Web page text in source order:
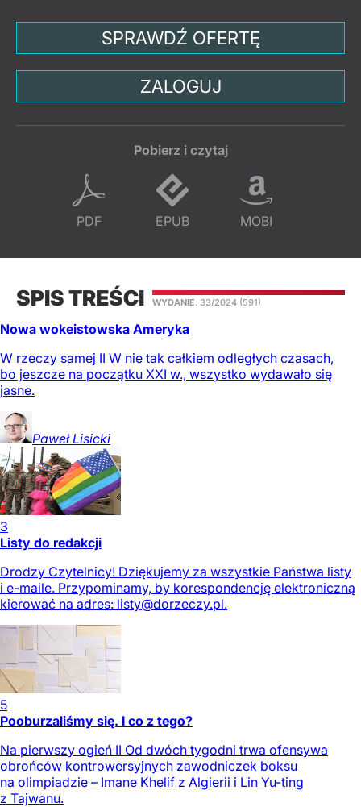
SPRAWDŹ OFERTĘ
ZALOGUJ
Pobierz i czytaj
PDF EPUB MOBI
SPIS TREŚCI WYDANIE: 33/2024 (591)
Nowa wokeistowska Ameryka
W rzeczy samej II W nie tak całkiem odległych czasach,
bo jeszcze na początku XXI w., wszystko wydawało się
jasne.
Paweł Lisicki
3
Listy do redakcji
Drodzy Czytelnicy! Dziękujemy za wszystkie Państwa listy
i e-maile. Przypominamy, by korespondencję elektroniczną
kierować na adres: listy@dorzeczy.pl.
5
Pooburzaliśmy się. I co z tego?
Na pierwszy ogień II Od dwóch tygodni trwa ofensywa
obrońców kontrowersyjnych zawodniczek boksu
na olimpiadzie – Imane Khelif z Algierii i Lin Yu-ting
z Tajwanu.